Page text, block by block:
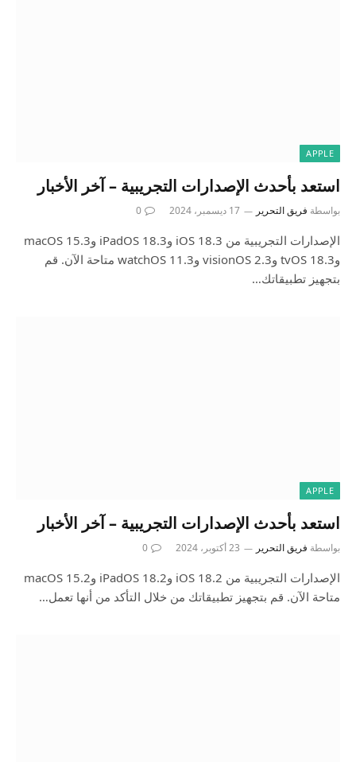
APPLE
استعد بأحدث الإصدارات التجريبية – آخر الأخبار
بواسطة فريق التحرير 17 ديسمبر، 2024 0
الإصدارات التجريبية من iOS 18.3 وiPadOS 18.3 وmacOS 15.3
وtvOS 18.3 وvisionOS 2.3 وwatchOS 11.3 متاحة الآن. قم
بتجهيز تطبيقاتك…
APPLE
استعد بأحدث الإصدارات التجريبية – آخر الأخبار
بواسطة فريق التحرير 23 أكتوبر، 2024 0
الإصدارات التجريبية من iOS 18.2 وiPadOS 18.2 وmacOS 15.2
متاحة الآن. قم بتجهيز تطبيقاتك من خلال التأكد من أنها تعمل…